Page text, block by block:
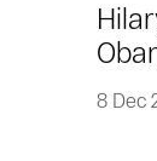
8 Dec